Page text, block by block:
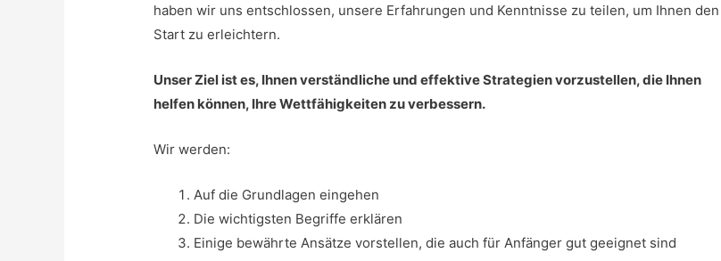
haben wir uns entschlossen, unsere Erfahrungen und Kenntnisse zu teilen, um Ihnen den
Start zu erleichtern.
Unser Ziel ist es, Ihnen verständliche und effektive Strategien vorzustellen, die Ihnen
helfen können, Ihre Wettfähigkeiten zu verbessern.
Wir werden:
Auf die Grundlagen eingehen
Die wichtigsten Begriffe erklären
Einige bewährte Ansätze vorstellen, die auch für Anfänger gut geeignet sind